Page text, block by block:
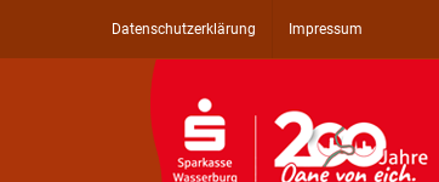
Datenschutzerklärung Impressum